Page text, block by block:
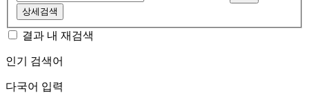
상세검색
결과 내 재검색
인기 검색어
다국어 입력